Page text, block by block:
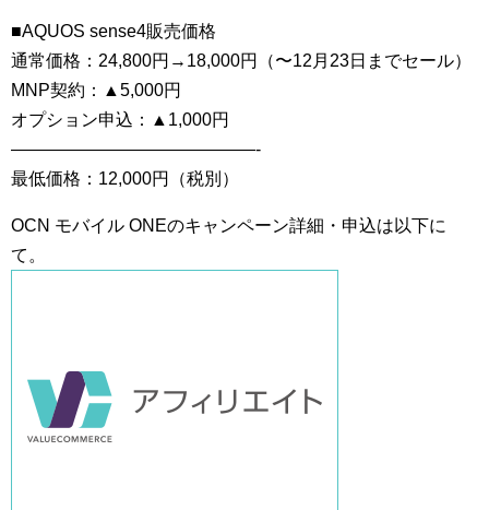
■AQUOS sense4販売価格
通常価格：24,800円→18,000円（〜12月23日までセール）
MNP契約：▲5,000円
オプション申込：▲1,000円
——————————————-
最低価格：12,000円（税別）
OCN モバイル ONEのキャンペーン詳細・申込は以下に
て。